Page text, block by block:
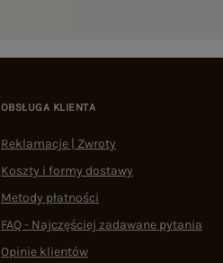
OBSŁUGA KLIENTA
Reklamacje | Zwroty
Koszty i formy dostawy
Metody płatności
FAQ - Najczęściej zadawane pytania
Opinie klientów